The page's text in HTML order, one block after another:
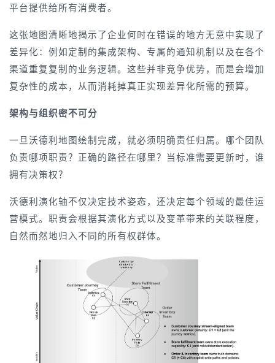
平台提供给所有消费者。
这张地图清晰地揭示了企业何时在错误的地方无意中实现了
差异化：例如定制的集成架构、专属的通知机制以及在各个
渠道重复复制的业务逻辑。这些并非竞争优势，而是会增加
复杂性的成本，从而消耗掉真正实现差异化所需的预算。
架构与组织密不可分
一旦沃德利地图绘制完成，就必须明确责任归属。哪个团队
负责哪项职责？正确的路径在哪里？当标准需要更新时，谁
拥有决策权？
沃德利演化轴不仅决定技术姿态，还决定每个领域的最佳运
营模式。职责会根据其演化方式以及变革带来的关联程度，
自然而然地归入不同的所有权群体。